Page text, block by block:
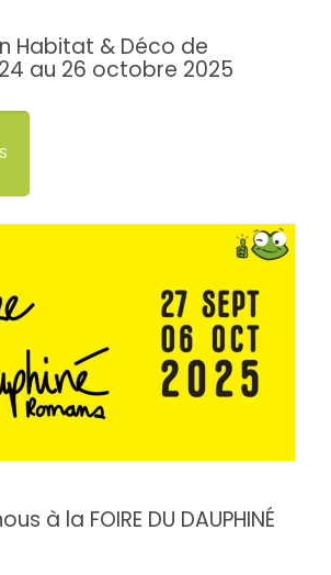
Habitat & Déco de
au 26 octobre 2025
à la FOIRE DU DAUPHINÉ